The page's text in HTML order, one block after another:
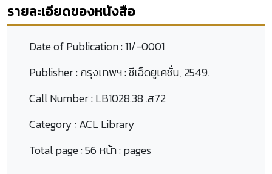
รายละเอียดของหนังสือ
Date of Publication :11/-0001
Publisher :กรุงเทพฯ : ซีเอ็ดยูเคชั่น, 2549.
Call Number :LB1028.38 .ส72
Category :ACL Library
Total page :56 หน้า : pages